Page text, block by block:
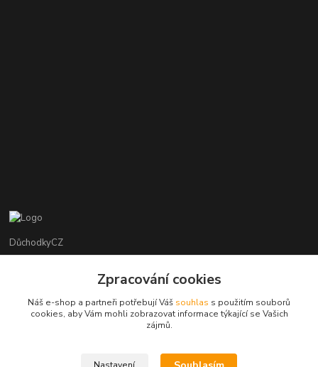
DůchodkyCZ
+420 412384749
objednavky@duchodky.cz
Zpracování cookies
Náš e-shop a partneři potřebují Váš souhlas s použitím souborů
cookies, aby Vám mohli zobrazovat informace týkající se Vašich
zájmů.